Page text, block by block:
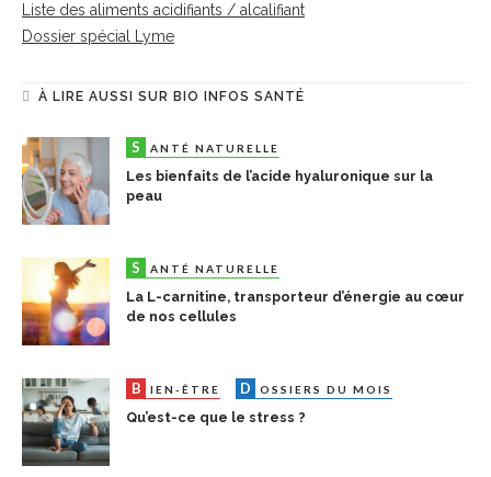
Liste des aliments acidifiants / alcalifiant
Dossier spécial Lyme
À LIRE AUSSI SUR BIO INFOS SANTÉ
S ANTÉ NATURELLE
Les bienfaits de l’acide hyaluronique sur la
peau
S ANTÉ NATURELLE
La L-carnitine, transporteur d’énergie au cœur
de nos cellules
B IEN-ÊTRE D OSSIERS DU MOIS
Qu’est-ce que le stress ?